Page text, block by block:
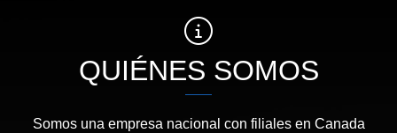
QUIÉNES SOMOS
Somos una empresa nacional con filiales en Canada